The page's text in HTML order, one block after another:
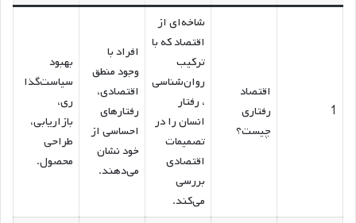
1
اقتصاد
رفتاری
چیست؟
شاخه‌ای از
اقتصاد که با
ترکیب
روان‌شناسی
، رفتار
انسان را در
تصمیمات
اقتصادی
بررسی
می‌کند.
افراد با
وجود منطق
اقتصادی،
رفتارهای
احساسی از
خود نشان
می‌دهند.
بهبود
سیاست‌گذا
ری،
بازاریابی،
طراحی
محصول.